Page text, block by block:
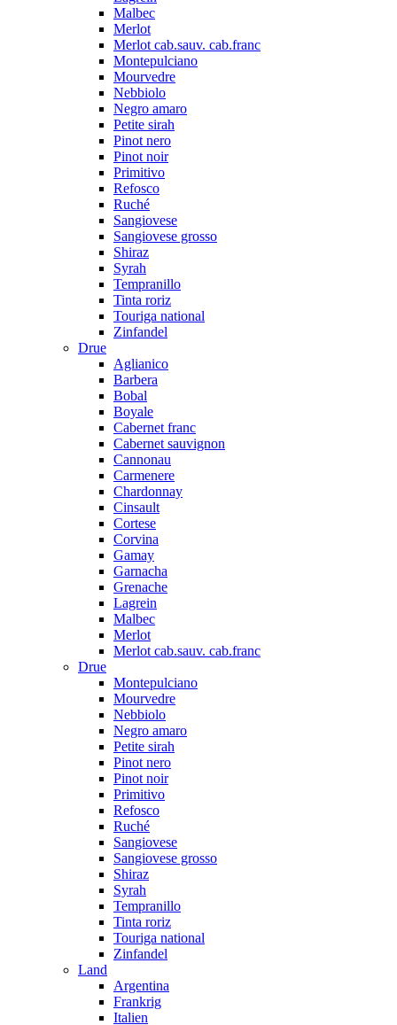
Malbec
Merlot
Merlot cab.sauv. cab.franc
Montepulciano
Mourvedre
Nebbiolo
Negro amaro
Petite sirah
Pinot nero
Pinot noir
Primitivo
Refosco
Ruché
Sangiovese
Sangiovese grosso
Shiraz
Syrah
Tempranillo
Tinta roriz
Touriga national
Zinfandel
Drue
Aglianico
Barbera
Bobal
Boyale
Cabernet franc
Cabernet sauvignon
Cannonau
Carmenere
Chardonnay
Cinsault
Cortese
Corvina
Gamay
Garnacha
Grenache
Lagrein
Malbec
Merlot
Merlot cab.sauv. cab.franc
Drue
Montepulciano
Mourvedre
Nebbiolo
Negro amaro
Petite sirah
Pinot nero
Pinot noir
Primitivo
Refosco
Ruché
Sangiovese
Sangiovese grosso
Shiraz
Syrah
Tempranillo
Tinta roriz
Touriga national
Zinfandel
Land
Argentina
Frankrig
Italien